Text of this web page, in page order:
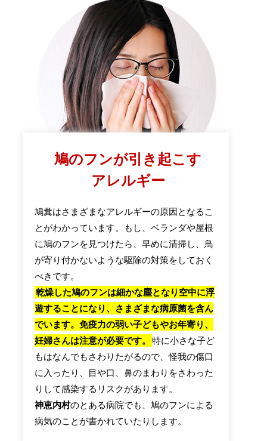
鳩のフンが引き起こす
アレルギー
鳩糞はさまざまなアレルギーの原因となるこ
とがわかっています。もし、ベランダや屋根
に鳩のフンを見つけたら、早めに清掃し、鳥
が寄り付かないような駆除の対策をしておく
べきです。
乾燥した鳩のフンは細かな塵となり空中に浮
遊することになり、さまざまな病原菌を含ん
でいます。免疫力の弱い子どもやお年寄り、
妊婦さんは注意が必要です。
特に小さな子ど
もはなんでもさわりたがるので、怪我の傷口
に入ったり、目や口、鼻のまわりをさわった
りして感染するリスクがあります。
神恵内村のとある病院でも、鳩のフンによる
病気のことが書かれていたりします。